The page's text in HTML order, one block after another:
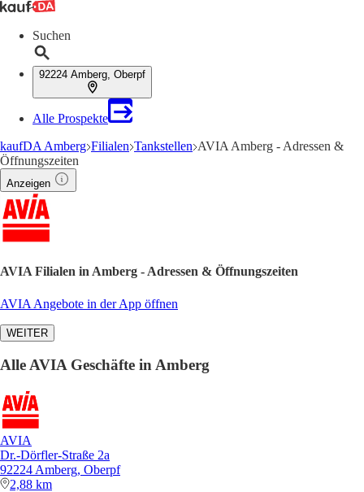
Suchen
92224 Amberg, Oberpf
Alle Prospekte
kaufDA Amberg Filialen Tankstellen AVIA Amberg - Adressen &
Öffnungszeiten
Anzeigen
AVIA Filialen in Amberg - Adressen & Öffnungszeiten
AVIA Angebote in der App öffnen
WEITER
Alle AVIA Geschäfte in Amberg
AVIA
Dr.-Dörfler-Straße 2a
92224 Amberg, Oberpf
2,88 km